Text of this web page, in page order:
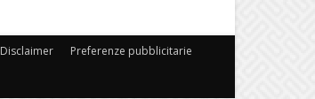
Disclaimer Preferenze pubblicitarie